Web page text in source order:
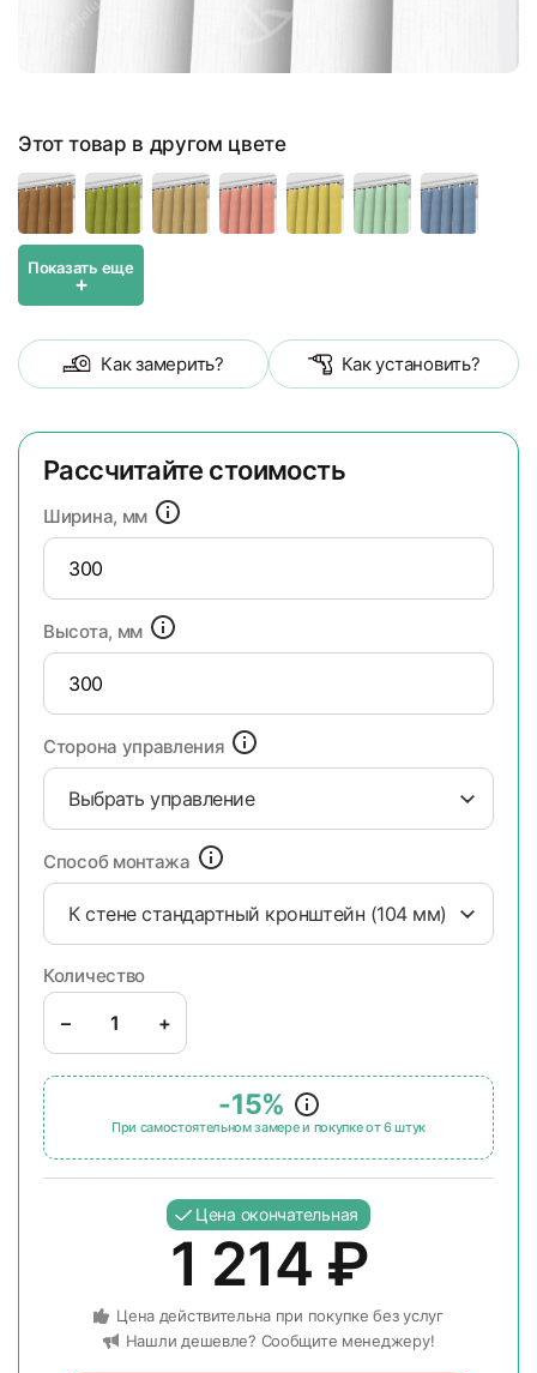
Этот товар в другом цвете
Показать еще
+
Как замерить? Как установить?
Рассчитайте стоимость
Ширина, мм
Высота, мм
Сторона управления
Выбрать управление
Способ монтажа
К стене стандартный кронштейн (104 мм)
Количество
– +
-15%
При самостоятельном замере и покупке от 6 штук
Цена окончательная
1 214 ₽
Цена действительна при покупке без услуг
Нашли дешевле? Сообщите менеджеру!